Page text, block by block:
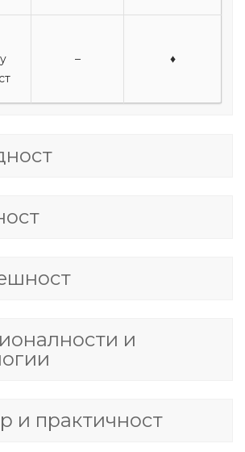
– ♦
и
и практичност